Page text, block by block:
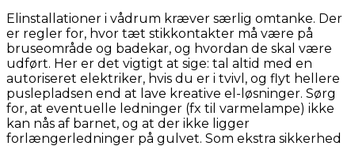
Elinstallationer i vådrum kræver særlig omtanke. Der
er regler for, hvor tæt stikkontakter må være på
bruseområde og badekar, og hvordan de skal være
udført. Her er det vigtigt at sige: tal altid med en
autoriseret elektriker, hvis du er i tvivl, og flyt hellere
puslepladsen end at lave kreative el-løsninger. Sørg
for, at eventuelle ledninger (fx til varmelampe) ikke
kan nås af barnet, og at der ikke ligger
forlængerledninger på gulvet. Som ekstra sikkerhed